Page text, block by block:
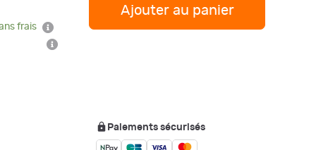
frais
Ajouter au panier
Paiements sécurisés